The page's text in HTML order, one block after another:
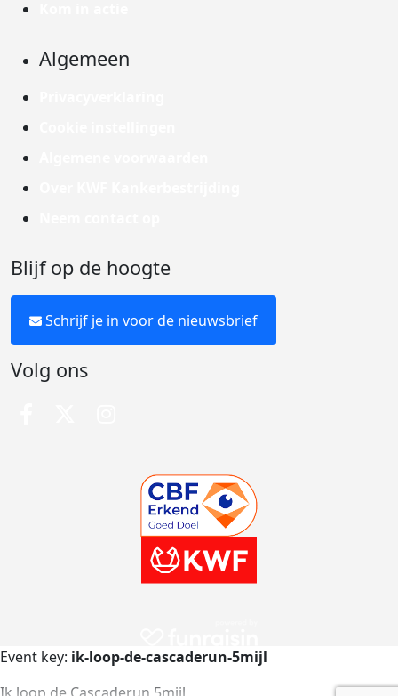
Algemeen
Blijf op de hoogte
Schrijf je in voor de nieuwsbrief
Volg ons
Event key: ik-loop-de-cascaderun-5mijl